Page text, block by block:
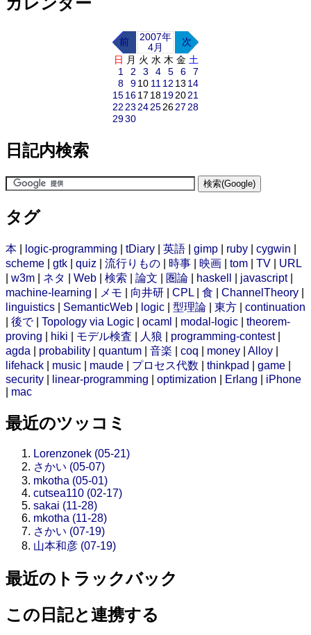
前
2007年
4月
次
日 月 火 水 木 金 土
1
2 3 4 5 6
7
8
910 11 12 13 14
151617 18192021
22 23 24252627 28
2930
日記内検索
タグ
本 logic-programming tDiary 英語 gimp ruby cygwin
scheme
gtk quiz 流行りもの 時事 映画 tom TV
URL
w3m ネタ Web 検索 論文 圏論 haskell javascript|
machine-learning
メモ 向井研 CPL 食 ChannelTheory
linguistics
SemanticWeb logic 型理論 東方
continuation
後で| Topology via Logic ocaml modal-logic
theorem-
proving
hiki モデル検査 人狼 programming-contest|
agda
probability quantum 音楽 coq money Alloy
lifehack
music maude プロセス代数 thinkpad game
security
linear-programming optimization Erlang
iPhone
mac
最近のツッコミ
Lorenzonek (05-21)
さかい (05-07)
mkotha (05-01)
cutsea110 (02-17)
sakai (11-28)
mkotha (11-28)
さかい (07-19)
山本和彦 (07-19)
最近のトラックバック
この日記と連携する